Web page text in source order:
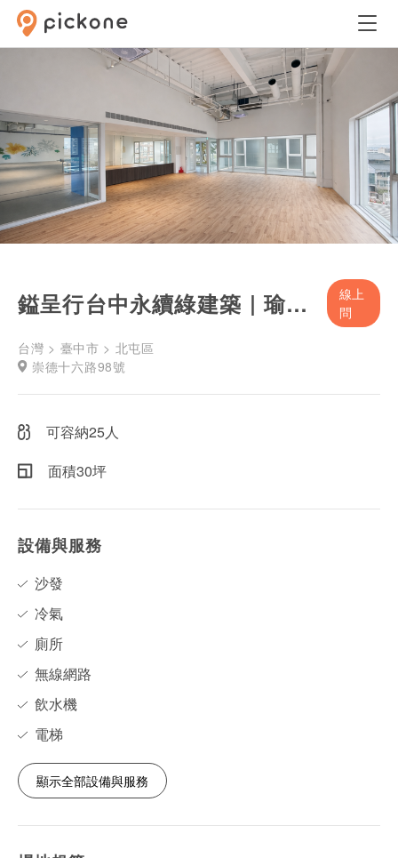
鎰呈行台中永續綠建築｜瑜珈/舞蹈教室
線上
問
台灣 > 臺中市 > 北屯區
崇德十六路98號
可容納25人
面積30坪
設備與服務
沙發
冷氣
廁所
無線網路
飲水機
電梯
顯示全部設備與服務